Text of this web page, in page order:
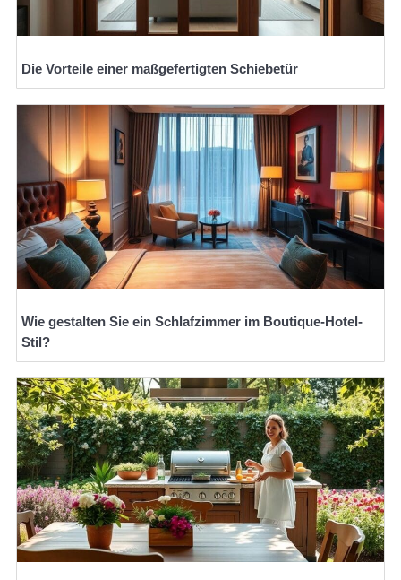
Die Vorteile einer maßgefertigten Schiebetür
Wie gestalten Sie ein Schlafzimmer im Boutique-Hotel-
Stil?